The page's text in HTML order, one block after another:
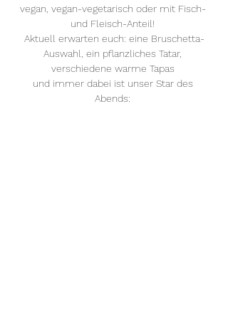
vegan, vegan-vegetarisch oder mit Fisch-
und Fleisch-Anteil!
Aktuell erwarten euch: eine Bruschetta-
Auswahl, ein pflanzliches Tatar,
verschiedene warme Tapas
und immer dabei ist unser Star des
Abends: